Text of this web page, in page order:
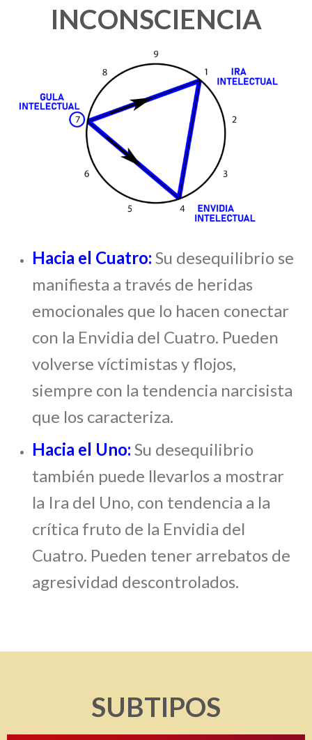
INCONSCIENCIA
Hacia el Cuatro: Su desequilibrio se
manifiesta a través de heridas
emocionales que lo hacen conectar
con la Envidia del Cuatro. Pueden
volverse víctimistas y flojos,
siempre con la tendencia narcisista
que los caracteriza.
Hacia el Uno: Su desequilibrio
también puede llevarlos a mostrar
la Ira del Uno, con tendencia a la
crítica fruto de la Envidia del
Cuatro. Pueden tener arrebatos de
agresividad descontrolados.
SUBTIPOS